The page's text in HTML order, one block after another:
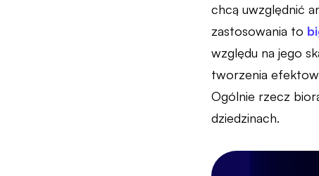
chcą uwzględnić
zastosowania to
względu na jego
tworzenia
Ogólnie rzecz
dziedzinach.